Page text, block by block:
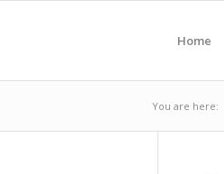
Home
You are here: